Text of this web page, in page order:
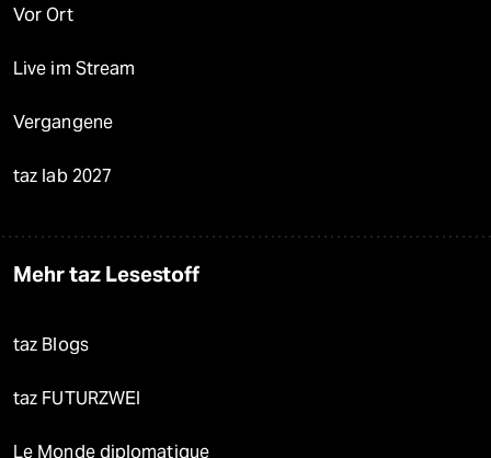
Vor Ort
Live im Stream
Vergangene
taz lab 2027
Mehr taz Lesestoff
taz Blogs
taz FUTURZWEI
Le Monde diplomatique